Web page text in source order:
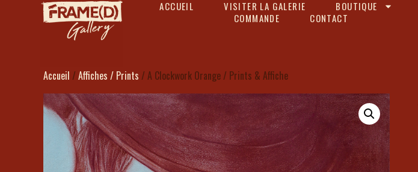
ACCUEIL VISITER LA GALERIE
BOUTIQUE
COMMANDE
CONTACT
Accueil / Affiches / Prints / A Clockwork Orange / Prints & Affiche